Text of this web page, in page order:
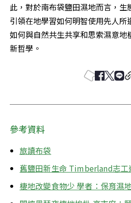
此，對於南布袋鹽田濕地而言，生
引領在地學習如何明智使用先人所
如何與自然共生共享和思索濕意地
新哲學。
參考資料
旅讀布袋
舊鹽田新生命 Timberland志工
棲地改變食物少 學者：保育濕